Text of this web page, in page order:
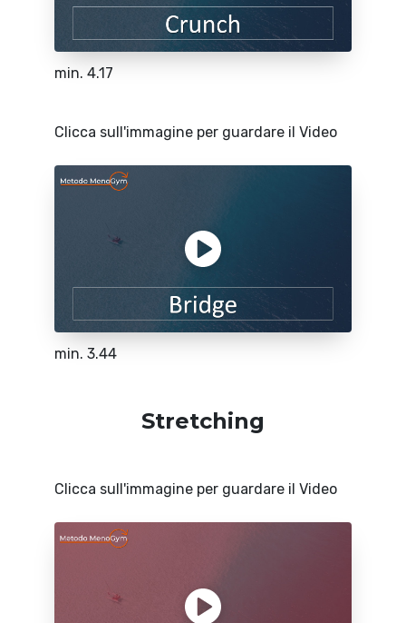
min. 4.17
Clicca sull'immagine per guardare il Video
min. 3.44
Stretching
Clicca sull'immagine per guardare il Video